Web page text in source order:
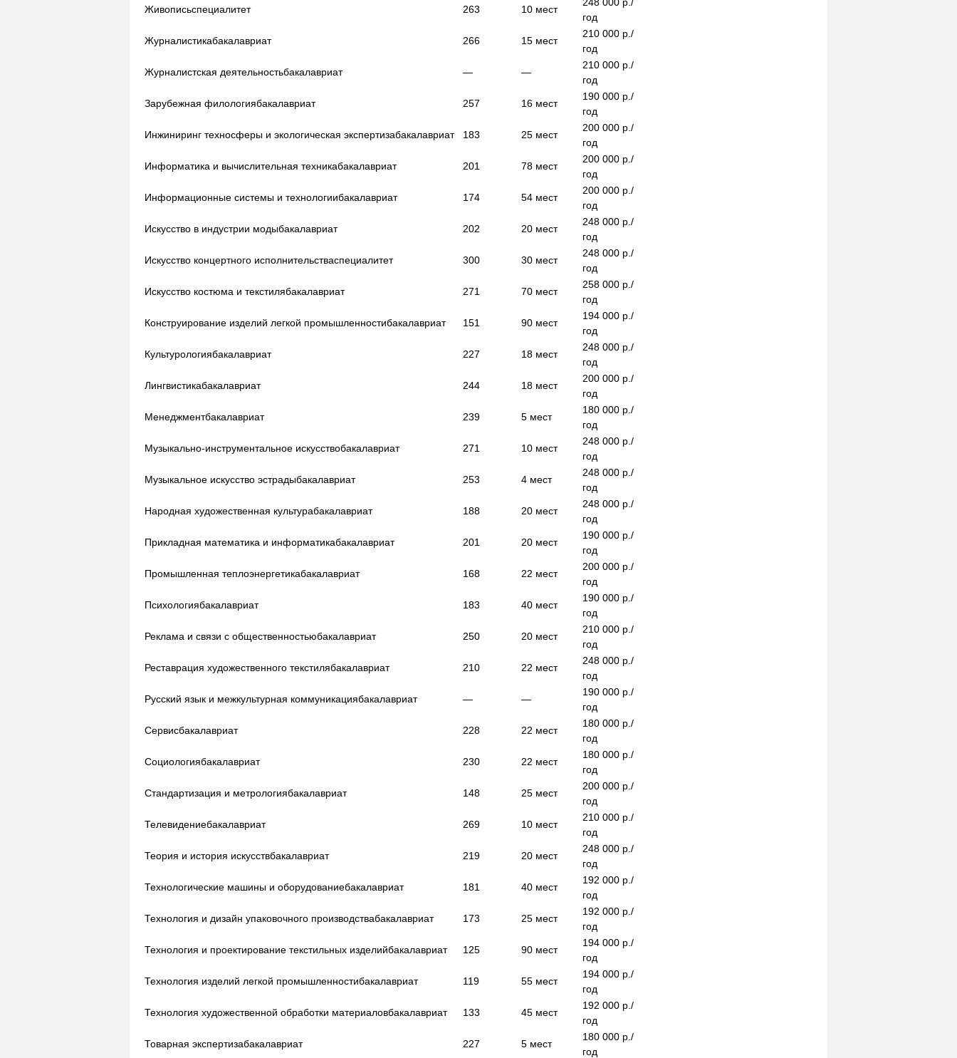
Живописьспециалитет 263 10 мест
год
Журналистикабакалавриат 266 15 мест
210 000 р./
год
Журналистская деятельностьбакалавриат — —
210 000 р./
год
Зарубежная филологиябакалавриат 257 16 мест
190 000 р./
год
Инжиниринг техносферы и экологическая экспертизабакалавриат 183 25 мест
200 000 р./
год
Информатика и вычислительная техникабакалавриат 201 78 мест
200 000 р./
год
Информационные системы и технологиибакалавриат 174 54 мест
200 000 р./
год
Искусство в индустрии модыбакалавриат 202 20 мест
248 000 р./
год
Искусство концертного исполнительстваспециалитет 300 30 мест
248 000 р./
год
Искусство костюма и текстилябакалавриат 271 70 мест
258 000 р./
год
Конструирование изделий легкой промышленностибакалавриат 151 90 мест
194 000 р./
год
Культурологиябакалавриат 227 18 мест
248 000 р./
год
Лингвистикабакалавриат 244 18 мест
200 000 р./
год
Менеджментбакалавриат 239 5 мест
180 000 р./
год
Музыкально-инструментальное искусствобакалавриат 271 10 мест
248 000 р./
год
Музыкальное искусство эстрадыбакалавриат 253 4 мест
248 000 р./
год
Народная художественная культурабакалавриат 188 20 мест
248 000 р./
год
Прикладная математика и информатикабакалавриат 201 20 мест
190 000 р./
год
Промышленная теплоэнергетикабакалавриат 168 22 мест
200 000 р./
год
Психологиябакалавриат 183 40 мест
190 000 р./
год
Реклама и связи с общественностьюбакалавриат 250 20 мест
210 000 р./
год
Реставрация художественного текстилябакалавриат 210 22 мест
248 000 р./
год
Русский язык и межкультурная коммуникациябакалавриат — —
190 000 р./
год
Сервисбакалавриат 228 22 мест
180 000 р./
год
Социологиябакалавриат 230 22 мест
180 000 р./
год
Стандартизация и метрологиябакалавриат 148 25 мест
200 000 р./
год
Телевидениебакалавриат 269 10 мест
210 000 р./
год
Теория и история искусствбакалавриат 219 20 мест
248 000 р./
год
Технологические машины и оборудованиебакалавриат 181 40 мест
192 000 р./
год
Технология и дизайн упаковочного производствабакалавриат 173 25 мест
192 000 р./
год
Технология и проектирование текстильных изделийбакалавриат 125 90 мест
194 000 р./
год
Технология изделий легкой промышленностибакалавриат 119 55 мест
194 000 р./
год
Технология художественной обработки материаловбакалавриат 133 45 мест
192 000 р./
год
Товарная экспертизабакалавриат 227 5 мест
180 000 р./
год